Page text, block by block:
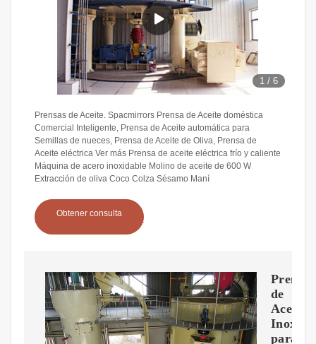
1 /6
Prensas de Aceite. Spacmirrors Prensa de Aceite doméstica
Comercial Inteligente, Prensa de Aceite automática para
Semillas de nueces, Prensa de Aceite de Oliva, Prensa de
Aceite eléctrica Ver más Prensa de aceite eléctrica frío y caliente
Máquina de acero inoxidable Molino de aceite de 600 W
Extracción de oliva Coco Colza Sésamo Maní
Obtener consulta
Prensas
de
Acero
para